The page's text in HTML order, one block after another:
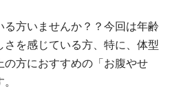
る方いませんか？？今回は年齢
さを感じている方、特に、体型
の方におすすめの「お腹やせ